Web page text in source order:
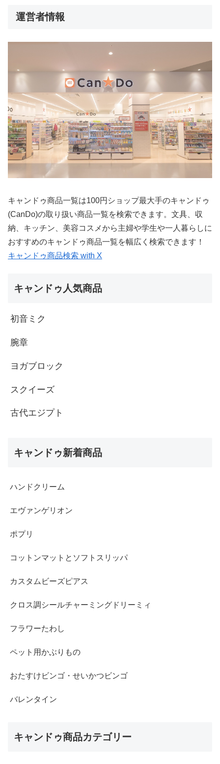
運営者情報
キャンドゥ商品一覧は100円ショップ最大手のキャンドゥ
(CanDo)の取り扱い商品一覧を検索できます。文具、収
納、キッチン、美容コスメから主婦や学生や一人暮らしに
おすすめのキャンドゥ商品一覧を幅広く検索できます！
キャンドゥ商品検索 with X
キャンドゥ人気商品
初音ミク
腕章
ヨガブロック
スクイーズ
古代エジプト
キャンドゥ新着商品
ハンドクリーム
エヴァンゲリオン
ポプリ
コットンマットとソフトスリッパ
カスタムビーズピアス
クロス調シールチャーミングドリーミィ
フラワーたわし
ペット用かぶりもの
おたすけビンゴ・せいかつビンゴ
バレンタイン
キャンドゥ商品カテゴリー